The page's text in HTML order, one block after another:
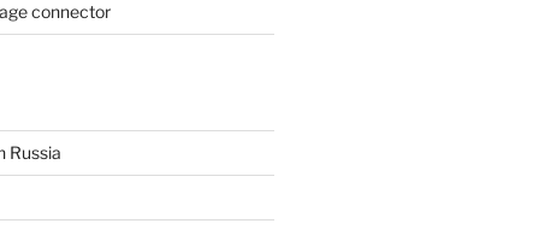
connector
Russia